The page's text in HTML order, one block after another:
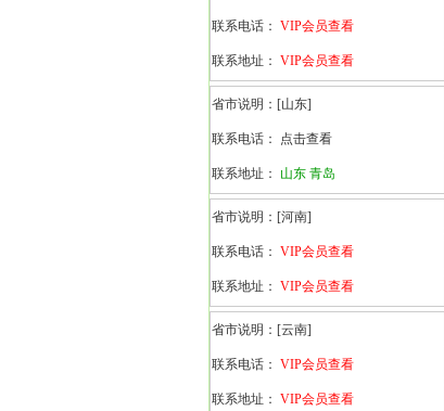
联系电话： VIP会员查看
联系地址： VIP会员查看
省市说明： [山东]
联系电话： 点击查看
联系地址： 山东 青岛
省市说明： [河南]
联系电话： VIP会员查看
联系地址： VIP会员查看
省市说明： [云南]
联系电话： VIP会员查看
联系地址： VIP会员查看